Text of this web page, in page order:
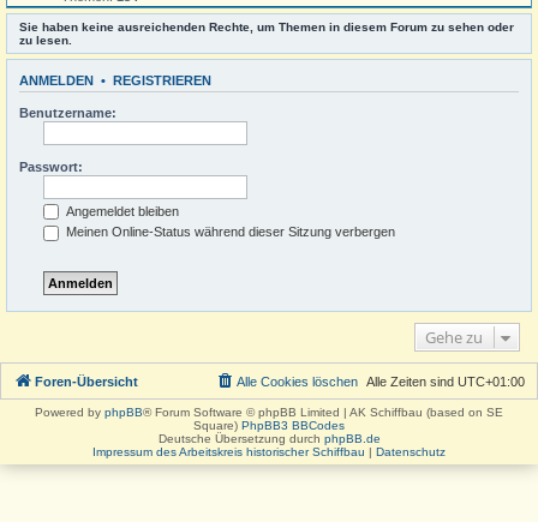
Sie haben keine ausreichenden Rechte, um Themen in diesem Forum zu sehen oder
zu lesen.
ANMELDEN • REGISTRIEREN
Benutzername:
Passwort:
Angemeldet bleiben
Meinen Online-Status während dieser Sitzung verbergen
Gehe zu
Foren-Übersicht Alle Zeiten sind UTC+01:00
Alle Cookies löschen
Powered by phpBB® Forum Software © phpBB Limited | AK Schiffbau (based on SE
Square) PhpBB3 BBCodes
Deutsche Übersetzung durch phpBB.de
Impressum des Arbeitskreis historischer Schiffbau | Datenschutz